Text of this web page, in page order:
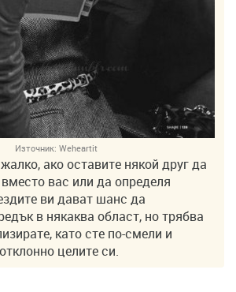
Източник: Weheartit
ако оставите някой друг да
вас или да определя
ви дават шанс да
в някаква област, но трябва
като сте по-смели и
целите си.